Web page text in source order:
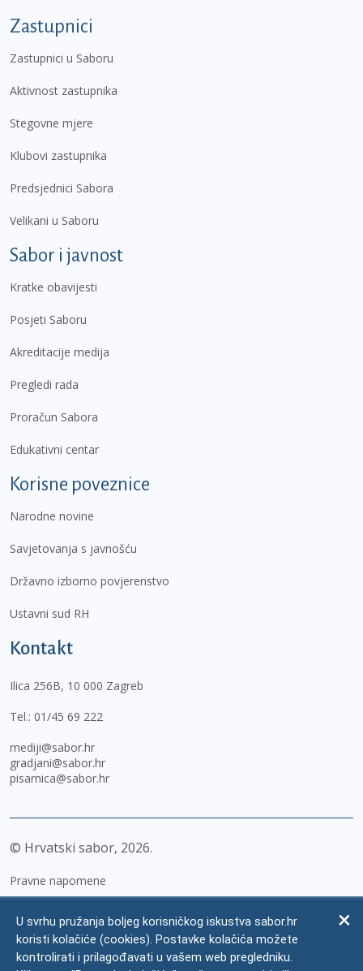
Zastupnici
Zastupnici u Saboru
Aktivnost zastupnika
Stegovne mjere
Klubovi zastupnika
Predsjednici Sabora
Velikani u Saboru
Sabor i javnost
Kratke obavijesti
Posjeti Saboru
Akreditacije medija
Pregledi rada
Proračun Sabora
Edukativni centar
Korisne poveznice
Narodne novine
Savjetovanja s javnošću
Državno izborno povjerenstvo
Ustavni sud RH
Kontakt
Ilica 256B, 10 000 Zagreb
Tel.: 01/45 69 222
mediji@sabor.hr
gradjani@sabor.hr
pisarnica@sabor.hr
© Hrvatski sabor, 2026
Pravne napomene
Zaštita osobnih podataka
Impressum
U svrhu pružanja boljeg korisničkog iskustva sabor.hr
koristi kolačiće (cookies). Postavke kolačića možete
kontrolirati i prilagođavati u vašem web pregledniku.